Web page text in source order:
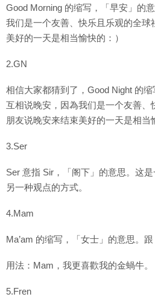
Good Morning 的缩写，「早安」的
我们是一个友善、快乐且乐观的全球
美好的一天是相当愉快的：）
2.GN
相信大家都猜到了，Good Night 的
互相说晚安，因為我们是一个友善、
朋友说晚安来结束美好的一天是相当
3.Ser
Ser 意指 Sir，「阁下」的意思。这
另一种观点的方式。
4.Mam
Ma’am 的缩写，「女士」的意思。跟
用法：Mam，我更喜歡我的金蝸牛。
5.Fren